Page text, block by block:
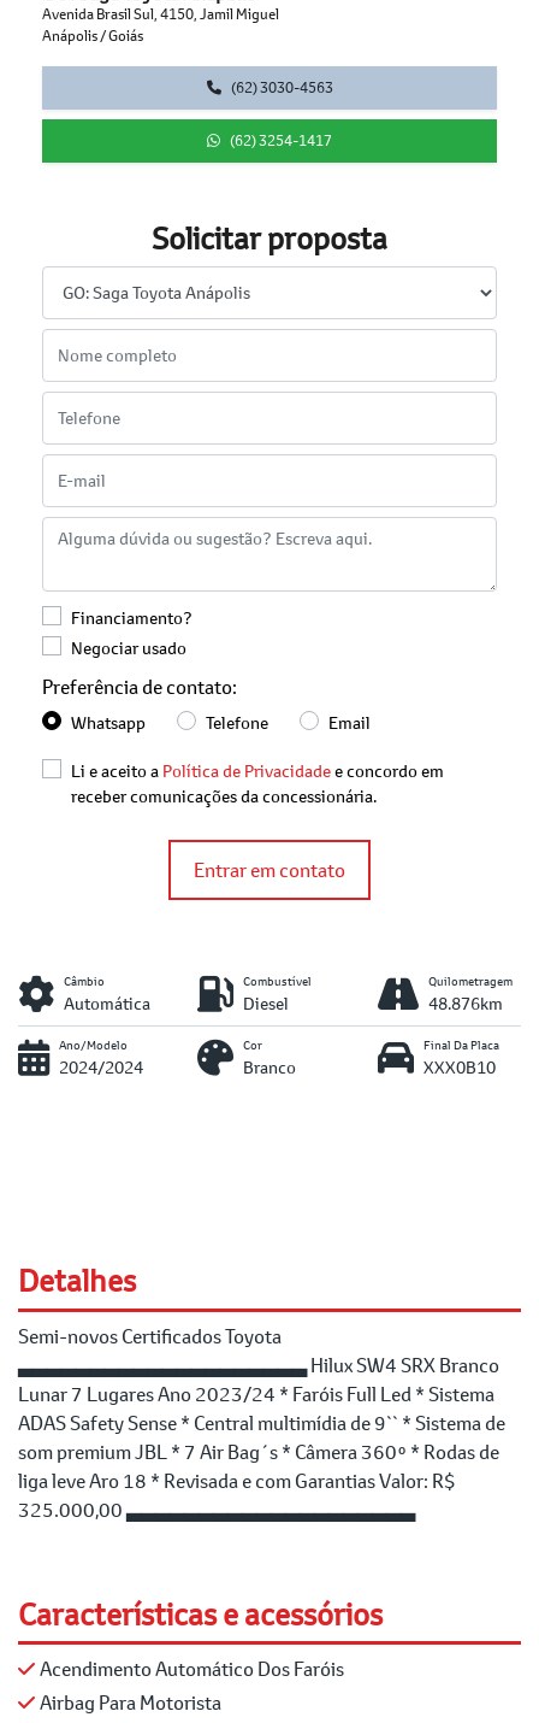
Avenida Brasil Sul, 4150, Jamil Miguel
Anápolis / Goiás
(62) 3030-4563
(62) 3254-1417
Solicitar proposta
Financiamento?
Negociar usado
Preferência de contato:
Whatsapp Telefone Email
Li e aceito a Política de Privacidadee concordo em
receber comunicações da concessionária.
Entrar em contato
Câmbio
Automática
Combustível
Diesel
Quilometragem
48.876km
Ano/Modelo
2024/2024
Cor
Branco
Final Da Placa
XXX0B10
Detalhes
Semi-novos Certificados Toyota
▃▃▃▃▃▃▃▃▃▃▃▃▃▃▃▃▃▃▃▃ Hilux SW4 SRX Branco
Lunar 7 Lugares Ano 2023/24 * Faróis Full Led * Sistema
ADAS Safety Sense * Central multimídia de 9`` * Sistema de
som premium JBL * 7 Air Bag´s * Câmera 360º * Rodas de
liga leve Aro 18 * Revisada e com Garantias Valor: R$
325.000,00 ▃▃▃▃▃▃▃▃▃▃▃▃▃▃▃▃▃▃▃▃
Características e acessórios
Acendimento Automático Dos Faróis
Airbag Para Motorista